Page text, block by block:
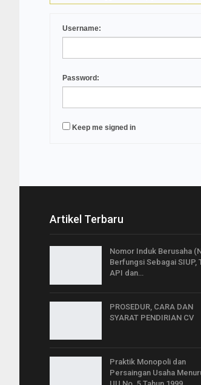
Username:
Password:
Keep me signed in
Artikel Terbaru
Nomor Induk Berusaha
Berfungsi Sebagai SIUP,
API dan…
PROSEDUR, CARA DAN
SYARAT PENDIRIAN CV
Praktik Monopoli dan
Persaingan Usaha